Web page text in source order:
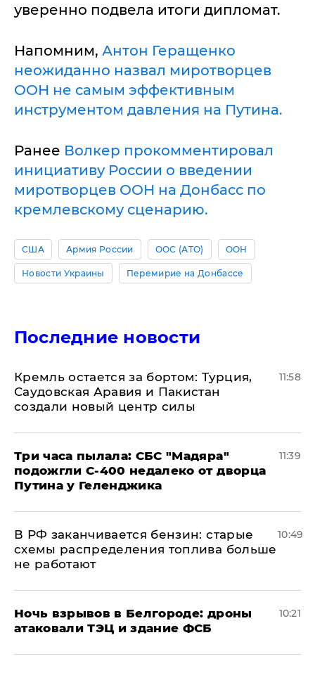
уверенно подвела итоги дипломат.
Напомним, Антон Геращенко
неожиданно назвал миротворцев
ООН не самым эффективным
инструментом давления на Путина.
Ранее Волкер прокомментировал
инициативу России о введении
миротворцев ООН на Донбасс по
кремлевскому сценарию.
США Армия России ООС (АТО) ООН
Новости Украины Перемирие на Донбассе
Последние новости
​Кремль остается за бортом: Турция,
Саудовская Аравия и Пакистан
создали новый центр силы
11:58
Три часа пылала: СБС "Мадяра"
подожгли С-400 недалеко от дворца
Путина у Геленджика
11:39
​В РФ заканчивается бензин: старые
схемы распределения топлива больше
не работают
10:49
​Ночь взрывов в Белгороде: дроны
атаковали ТЭЦ и здание ФСБ
10:21